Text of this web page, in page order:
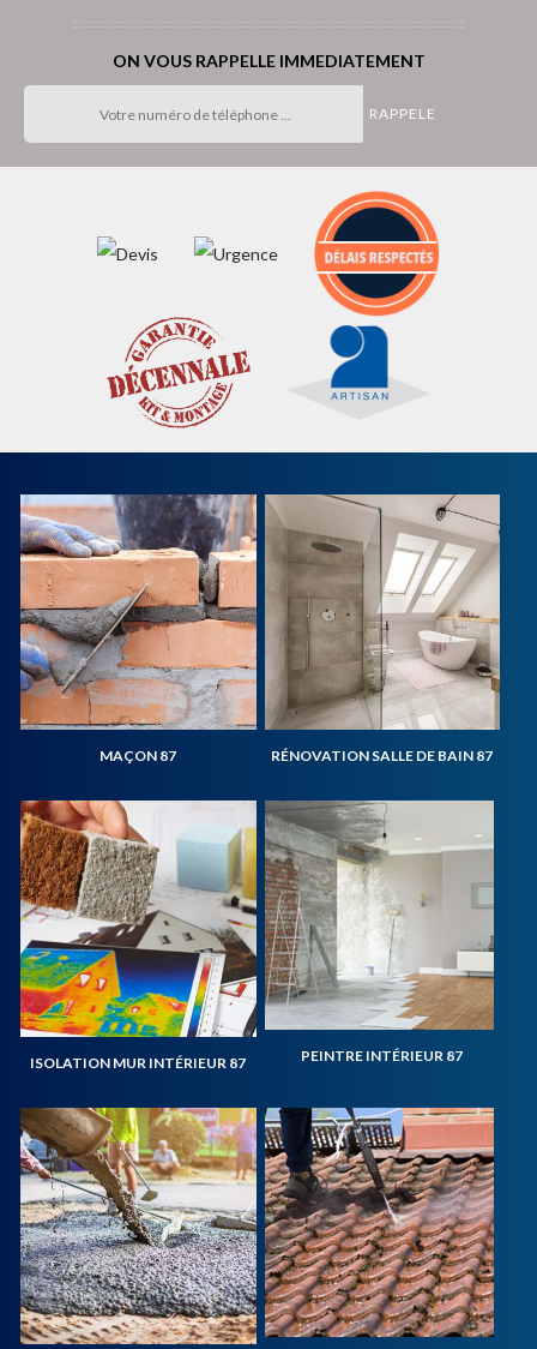
ON VOUS RAPPELLE IMMEDIATEMENT
MAÇON 87 RÉNOVATION SALLE DE BAIN 87
ISOLATION MUR INTÉRIEUR 87 PEINTRE INTÉRIEUR 87